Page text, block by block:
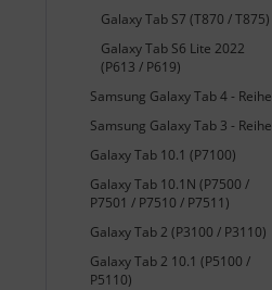
Galaxy Tab S7 (T870 / T875)
Galaxy Tab S6 Lite 2022
(P613 / P619)
Samsung Galaxy Tab 4 - Reihe
Samsung Galaxy Tab 3 - Reihe
Galaxy Tab 10.1 (P7100)
Galaxy Tab 10.1N (P7500 /
P7501 / P7510 / P7511)
Galaxy Tab 2 (P3100 / P3110)
Galaxy Tab 2 10.1 (P5100 /
P5110)